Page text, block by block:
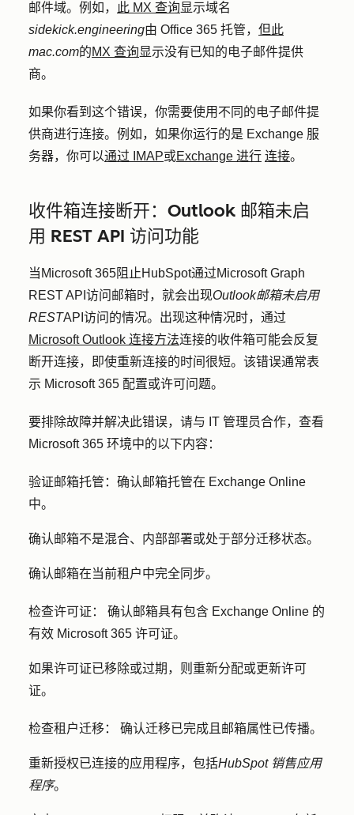
邮件域。例如，
此 MX 查询显示域名
sidekick.engineering由 Office 365 托管， 但此
mac.com的MX 查询显示没有已知的电子邮件提供
商。
如果你看到这个错误，你需要使用不同的电子邮件提
供商进行连接。例如，如果你运行的是 Exchange 服
务器，你可以通过 IMAP或Exchange 进行 连接。
收件箱连接断开：Outlook 邮箱未启
用 REST API 访问功能
当Microsoft 365阻止HubSpot通过Microsoft Graph
REST API访问邮箱时，就会出现Outlook邮箱未启用
RESTAPI访问的情况。出现这种情况时，通过
Microsoft Outlook 连接方法连接的收件箱可能会反复
断开连接，即使重新连接的时间很短。该错误通常表
示 Microsoft 365 配置或许可问题。
要排除故障并解决此错误，请与 IT 管理员合作，查看
Microsoft 365 环境中的以下内容：
验证邮箱托管： 确认邮箱托管在 Exchange Online
中。
确认邮箱不是混合、内部部署或处于部分迁移状态。
确认邮箱在当前租户中完全同步。
检查许可证： 确认邮箱具有包含 Exchange Online 的
有效 Microsoft 365 许可证。
如果许可证已移除或过期，则重新分配或更新许可
证。
检查租户迁移： 确认迁移已完成且邮箱属性已传播。
重新授权已连接的应用程序，包括HubSpot 销售应用
程序。